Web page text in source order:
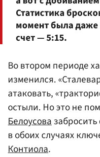
Статистика
момент была
счет — 5:15.
Во втором периоде
изменился.
атаковать,
остыли. Но это не
Белоусова
в обоих случаях
Контиола.